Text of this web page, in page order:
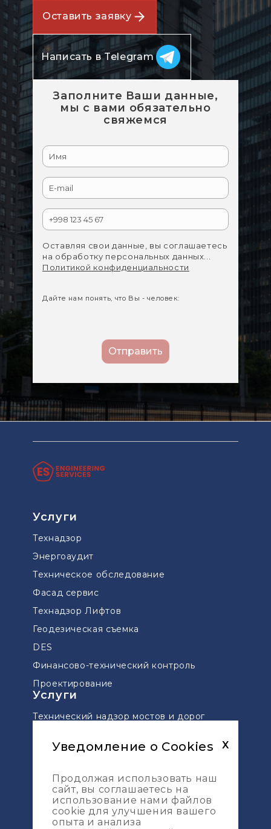
Оставить заявку
Написать в Telegram
Заполните Ваши данные,
мы с вами обязательно
свяжемся
Оставляя свои данные, вы соглашаетесь
на обработку персональных данных...
Политикой конфиденциальности
Дайте нам понять, что Вы - человек:
Услуги
Технадзор
Энергоаудит
Техническое обследование
Фасад сервис
Технадзор Лифтов
Геодезическая съемка
DES
Финансово-технический контроль
Проектирование
Услуги
Технический надзор мостов и дорог
Сопровождение проектов по ДДУ
Топографическая съемка
Карта сайта
Услуги
Уведомление о Cookies
Продолжая использовать наш
сайт, вы соглашаетесь на
использование нами файлов
cookie для улучшения вашего
опыта и анализа
X